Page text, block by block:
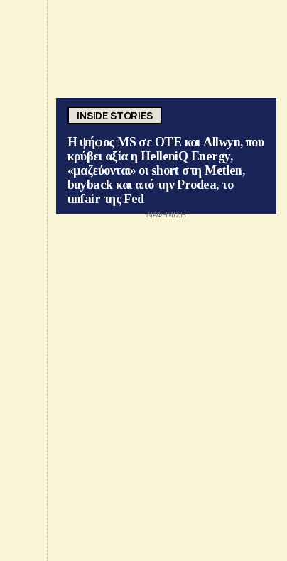
INSIDE STORIES
Η ψήφος MS σε ΟΤΕ και Allwyn, που
κρύβει αξία η HelleniQ Energy,
«μαζεύονται» οι short στη Metlen,
buyback και από την Prodea, το
unfair της Fed